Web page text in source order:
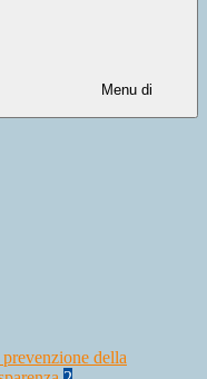
Menu di
della